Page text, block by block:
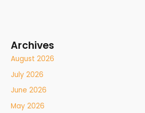
Archives
August 2026
July 2026
June 2026
May 2026